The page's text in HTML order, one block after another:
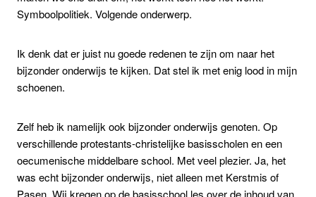
Symboolpolitiek. Volgende onderwerp.
Ik denk dat er juist nu goede redenen te zijn om naar het
bijzonder onderwijs te kijken. Dat stel ik met enig lood in mijn
schoenen.
Zelf heb ik namelijk ook bijzonder onderwijs genoten. Op
verschillende protestants-christelijke basisscholen en een
oecumenische middelbare school. Met veel plezier. Ja, het
was echt bijzonder onderwijs, niet alleen met Kerstmis of
Pasen. Wij kregen op de basisschool les over de inhoud van